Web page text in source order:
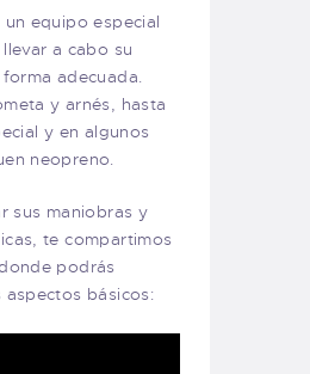
un equipo especial
a cabo su
adecuada.
y arnés, hasta
y en algunos
neopreno.
sus maniobras y
te compartimos
podrás
aspectos básicos: